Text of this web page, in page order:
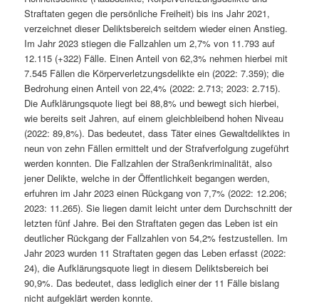
Straftaten gegen die persönliche Freiheit) bis ins Jahr 2021,
verzeichnet dieser Deliktsbereich seitdem wieder einen Anstieg.
Im Jahr 2023 stiegen die Fallzahlen um 2,7% von 11.793 auf
12.115 (+322) Fälle. Einen Anteil von 62,3% nehmen hierbei mit
7.545 Fällen die Körperverletzungsdelikte ein (2022: 7.359); die
Bedrohung einen Anteil von 22,4% (2022: 2.713; 2023: 2.715).
Die Aufklärungsquote liegt bei 88,8% und bewegt sich hierbei,
wie bereits seit Jahren, auf einem gleichbleibend hohen Niveau
(2022: 89,8%). Das bedeutet, dass Täter eines Gewaltdeliktes in
neun von zehn Fällen ermittelt und der Strafverfolgung zugeführt
werden konnten. Die Fallzahlen der Straßenkriminalität, also
jener Delikte, welche in der Öffentlichkeit begangen werden,
erfuhren im Jahr 2023 einen Rückgang von 7,7% (2022: 12.206;
2023: 11.265). Sie liegen damit leicht unter dem Durchschnitt der
letzten fünf Jahre. Bei den Straftaten gegen das Leben ist ein
deutlicher Rückgang der Fallzahlen von 54,2% festzustellen. Im
Jahr 2023 wurden 11 Straftaten gegen das Leben erfasst (2022:
24), die Aufklärungsquote liegt in diesem Deliktsbereich bei
90,9%. Das bedeutet, dass lediglich einer der 11 Fälle bislang
nicht aufgeklärt werden konnte.